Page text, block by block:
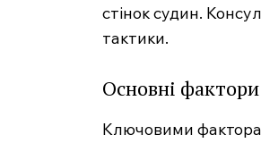
стінок судин.
тактики.
Основні
Ключовими